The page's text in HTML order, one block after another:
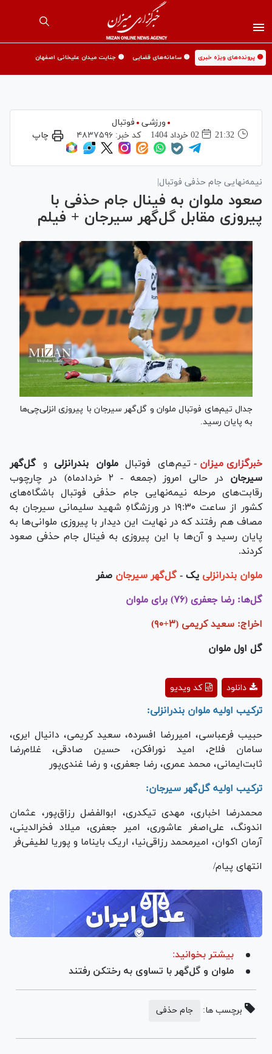
🟡 پرونده‌های ویژه خبری 🟡 سامانه‌های قضایی 🟡 جنایت میدان علیخانی اصفهان
ورزشی
فوتبال
21:32
02 خرداد 1404 کد خبر:۴۸۳۷۵۹۶ چاپ
نیمه‌نهایی جام حذفی فوتبال|
صعود ملوان به فینال جام حذفی با
پیروزی مقابل گل‌گهر سیرجان + فیلم
جدال تیم‌های فوتبال ملوان و گل‌گهر سیرجان با پیروزی انزلی‌چی‌ها
به پایان رسید.
خبرگزاری میزان - تیم‌های فوتبالملوان بندرانزلی وگل‌گهر
سیرجان
در حالی امروز (جمعه - ۲ خردادماه) در چارچوب
رقابت‌های مرحله نیمه‌نهایی جام حذفی فوتبال باشگاه‌های
کشور از ساعت ۱۹:۳٠ در ورزشگاهِ شهید سلیمانی سیرجان به
مصاف هم رفتند که در نهایت این دیدار با پیروزی ملوانی‌ها به
پایان رسید و آن‌ها با این پیروزی به فینال جام حذفی صعود
کردند.
ملوان بندرانزلی یک -گل‌گهر سیرجان صفر
گل‌ها: رضا جعفری (۷۶) برای ملوان
اخراج: سعید کریمی (۳+۹٠)
گل اول ملوان
Play
Video
کد ویدیو دانلود
ترکیب اولیه ملوان بندرانزلی:
حبیب فرعباسی، امیررضا افسرده، سعید کریمی، دانیال ایری،
سامان فلاح، امید نورافکن، حسین صادقی، غلام‌رضا
ثابت‌ایمانی، محمد عمری، رضا جعفری، و رضا غندی‌پور
ترکیب اولیه گل‌گهر سیرجان:
محمدرضا اخباری، مهدی تیکدری، ابوالفضل رزاق‌پور، عثمان
اندونگ، علی‌اصغر عاشوری، امیر جعفری، میلاد فخرالدینی،
آرمان اکوان، امیرمحمد رزاقی‌نیا، اریک بایناما و پوریا لطیفی‌فر
انتهای پیام/
بیشتر بخوانید:
ملوان و گل‌گهر با تساوی به رختکن رفتند
برچسب ها: جام حذفی